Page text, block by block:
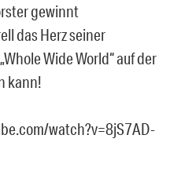
gewinnt
das Herz seiner
Wide World“ auf der
kann!
watch?v=8jS7AD-